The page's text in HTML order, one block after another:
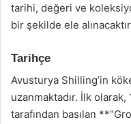
tarihi, değeri ve
bir şekilde ele
Tarihçe
Avusturya Shilling’in
uzanmaktadır. İlk olarak,
tarafından basılan